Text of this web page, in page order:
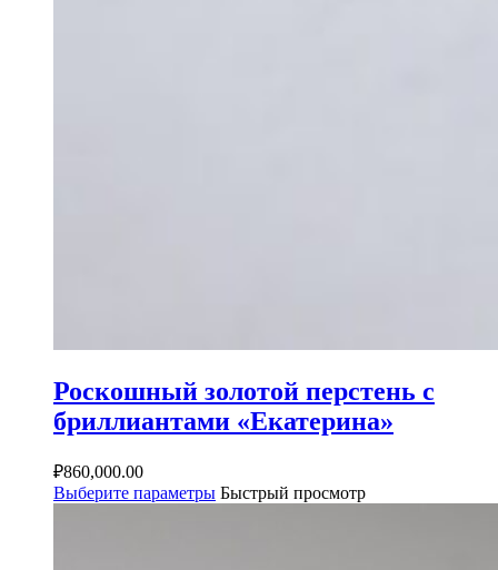
Роскошный золотой перстень с
бриллиантами «Екатерина»
₽860,000.00
Выберите параметры Быстрый просмотр